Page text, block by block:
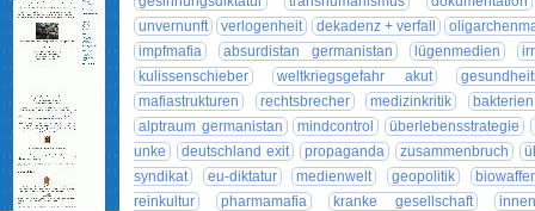
unvernunft
verlogenheit dekadenz + verfall
impfmafia
absurdistan germanistan lügenmedien
kulissenschieber
weltkriegsgefahr akut
mafiastrukturen
rechtsbrecher medizinkritik
alptraum germanistan
mindcontrol überlebensstrategie
unke
deutschland exit propaganda zusammenbruch
syndikat
eu-diktatur medienwelt geopolitik
reinkultur
pharmamafia kranke gesellschaft